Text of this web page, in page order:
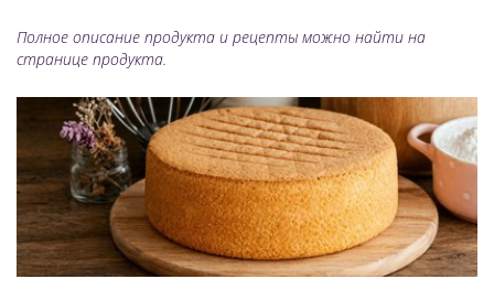
Полное описание продукта и рецепты можно найти на
странице продукта.